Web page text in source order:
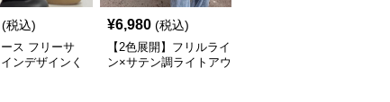
(税込)
ース フリーサ
ンデザインく
¥6,980 (税込)
【2色展開】フリルライ
ン×サテン調ライトアウ